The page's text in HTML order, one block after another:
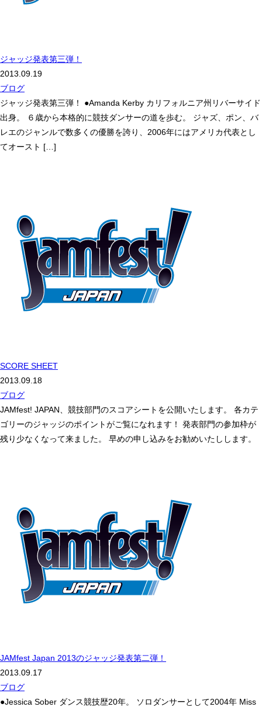
ジャッジ発表第三弾！
2013.09.19
ブログ
ジャッジ発表第三弾！ ●Amanda Kerby カリフォルニア州リバーサイド
出身。 ６歳から本格的に競技ダンサーの道を歩む。 ジャズ、ポン、バ
レエのジャンルで数多くの優勝を誇り、2006年にはアメリカ代表とし
てオースト […]
SCORE SHEET
2013.09.18
ブログ
JAMfest! JAPAN、競技部門のスコアシートを公開いたします。 各カテ
ゴリーのジャッジのポイントがご覧になれます！ 発表部門の参加枠が
残り少なくなって来ました。 早めの申し込みをお勧めいたしします。
JAMfest Japan 2013のジャッジ発表第二弾！
2013.09.17
ブログ
●Jessica Sober ダンス競技歴20年。 ソロダンサーとして2004年 Miss